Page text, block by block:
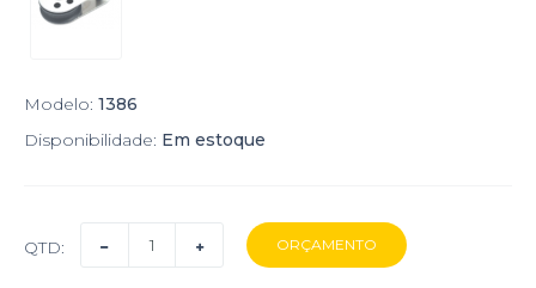
Modelo: 1386
Disponibilidade: Em estoque
QTD: